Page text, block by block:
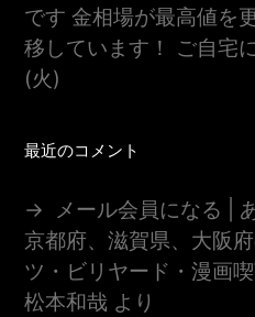
です 金相場が最高値を
移しています！ ご自宅
(火)
最近のコメント
メール会員になる |
京都府、滋賀県、大阪
ツ・ビリヤード・漫画
松本和哉 より